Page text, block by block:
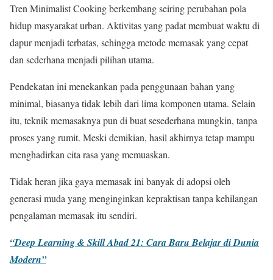
Tren Minimalist Cooking berkembang seiring perubahan pola
hidup masyarakat urban. Aktivitas yang padat membuat waktu di
dapur menjadi terbatas, sehingga metode memasak yang cepat
dan sederhana menjadi pilihan utama.
Pendekatan ini menekankan pada penggunaan bahan yang
minimal, biasanya tidak lebih dari lima komponen utama. Selain
itu, teknik memasaknya pun di buat sesederhana mungkin, tanpa
proses yang rumit. Meski demikian, hasil akhirnya tetap mampu
menghadirkan cita rasa yang memuaskan.
Tidak heran jika gaya memasak ini banyak di adopsi oleh
generasi muda yang menginginkan kepraktisan tanpa kehilangan
pengalaman memasak itu sendiri.
“Deep Learning & Skill Abad 21: Cara Baru Belajar di Dunia
Modern”